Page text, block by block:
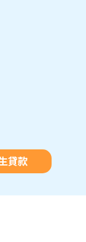
貸款